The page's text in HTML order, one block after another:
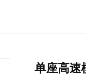
单座高速